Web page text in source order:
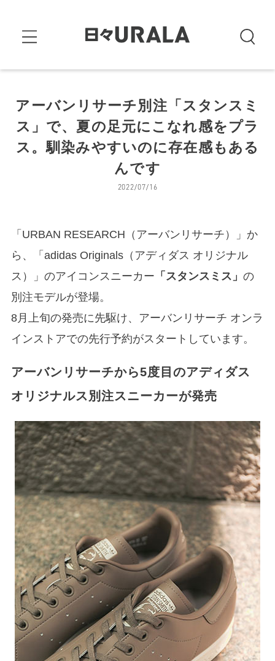
アーバンリサーチ別注「スタンスミ
ス」で、夏の足元にこなれ感をプラ
ス。馴染みやすいのに存在感もある
んです
2022/07/16
「URBAN RESEARCH（アーバンリサーチ）」か
ら、「adidas Originals（アディダス オリジナル
ス）」のアイコンスニーカー 「スタンスミス」 の
別注モデルが登場。
8月上旬の発売に先駆け、アーバンリサーチ オンラ
インストアでの先行予約がスタートしています。
アーバンリサーチから5度目のアディダス
オリジナルス別注スニーカーが発売